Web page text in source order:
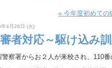
« 今年度初めての
4月28日 (火)
者対応～駆け込み
警察署からお２人が来校され、110